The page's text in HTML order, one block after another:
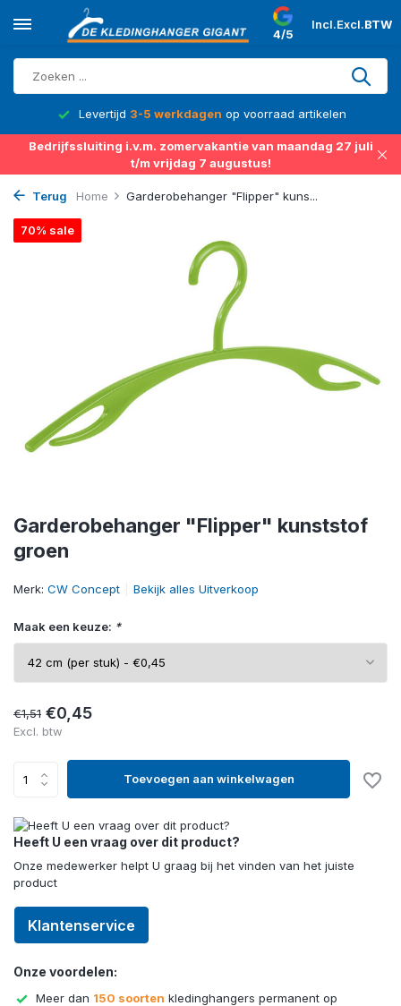
4/5
Incl.Excl.BTW
Levertijd 3-5 werkdagen op voorraad artikelen
Bedrijfssluiting i.v.m. zomervakantie van maandag 27 juli
t/m vrijdag 7 augustus!
Terug Home Garderobehanger "Flipper" kuns...
Garderobehanger "Flipper" kunststof
groen
70% sale
Merk: CW Concept Bekijk alles Uitverkoop
Maak een keuze: *
€1,51 €0,45
Excl. btw
Toevoegen aan winkelwagen
Heeft U een vraag over dit product?
Onze medewerker helpt U graag bij het vinden van het juiste
product
Klantenservice
Onze voordelen:
Meer dan 150 soorten kledinghangers permanent op